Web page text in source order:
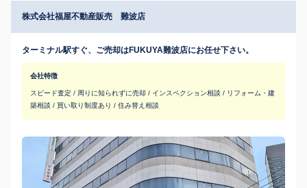
株式会社福屋不動産販売 難波店
ターミナル駅すぐ、ご売却はFUKUYA難波店にお任せ下さい。
会社特徴
スピード査定 / 周りに知られずに売却 / インスペクション相談 / リフォーム・建
築相談 / 買い取り制度あり / 住み替え相談